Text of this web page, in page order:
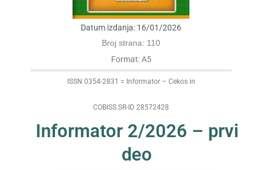
Datum izdanja: 16/01/2026
Broj strana: 110
Format: A5
ISSN 0354-2831 = Informator – Cekos in
COBISS.SR-ID 28572428
Informator 2/2026 – prvi
deo